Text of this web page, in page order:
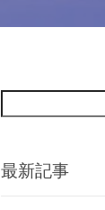
最新記事